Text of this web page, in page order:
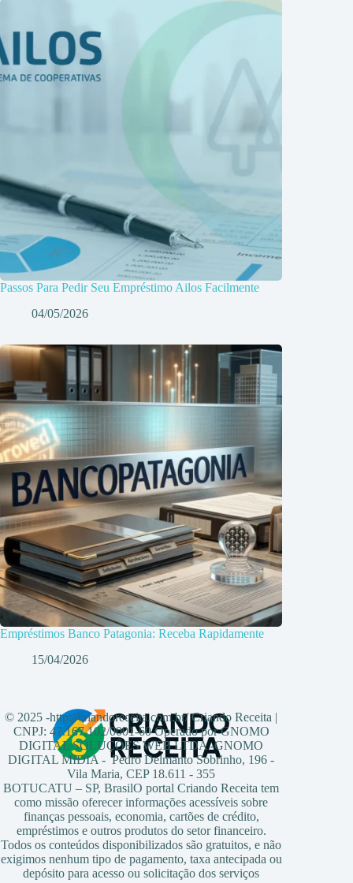
Passos Para Pedir Seu Empréstimo Ailos Facilmente
04/05/2026
Empréstimos Banco Patagonia: Receba Rapidamente
15/04/2026
© 2025 -http://criandoreceita.com.br/ Criando Receita |
CNPJ: 47.167.102/0001-60 Operado por GNOMO
DIGITAL SOLUÇÕES WEB LTDA -GNOMO
DIGITAL MIDIA - Pedro Delmanto Sobrinho, 196 -
Vila Maria, CEP 18.611 - 355
BOTUCATU – SP, BrasilO portal Criando Receita tem
como missão oferecer informações acessíveis sobre
finanças pessoais, economia, cartões de crédito,
empréstimos e outros produtos do setor financeiro.
Todos os conteúdos disponibilizados são gratuitos, e não
exigimos nenhum tipo de pagamento, taxa antecipada ou
depósito para acesso ou solicitação dos serviços